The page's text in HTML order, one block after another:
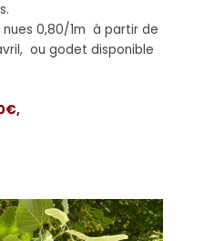
nues 0,80/1m à partir de
ou godet disponible